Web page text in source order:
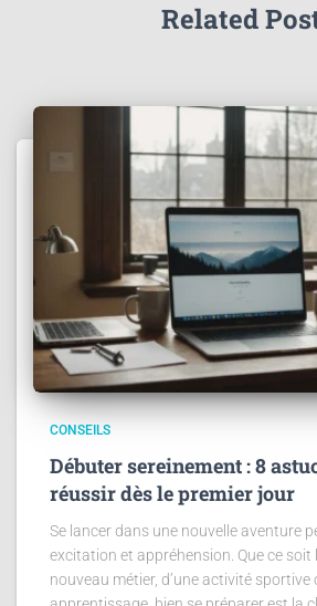
Related
CONSEILS
Débuter sereinement : 8
réussir dès le premier jour
Se lancer dans une nouvelle aventure
excitation et appréhension. Que ce soit
nouveau métier, d’une activité sportive